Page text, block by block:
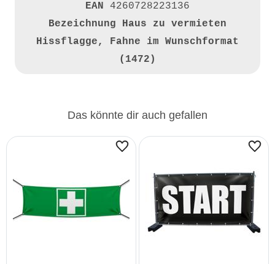
EAN 4260728223136
Bezeichnung Haus zu vermieten
Hissflagge, Fahne im Wunschformat
(1472)
Das könnte dir auch gefallen